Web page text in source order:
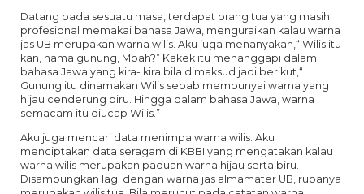
Datang pada sesuatu masa, terdapat orang tua yang masih
profesional memakai bahasa Jawa, menguraikan kalau warna
jas UB merupakan warna wilis. Aku juga menanyakan,“ Wilis itu
kan, nama gunung, Mbah?” Kakek itu menanggapi dalam
bahasa Jawa yang kira- kira bila dimaksud jadi berikut,“
Gunung itu dinamakan Wilis sebab mempunyai warna yang
hijau cenderung biru. Hingga dalam bahasa Jawa, warna
semacam itu diucap Wilis.”
Aku juga mencari data menimpa warna wilis. Aku
menciptakan data seragam di KBBI yang mengatakan kalau
warna wilis merupakan paduan warna hijau serta biru.
Disambungkan lagi dengan warna jas almamater UB, rupanya